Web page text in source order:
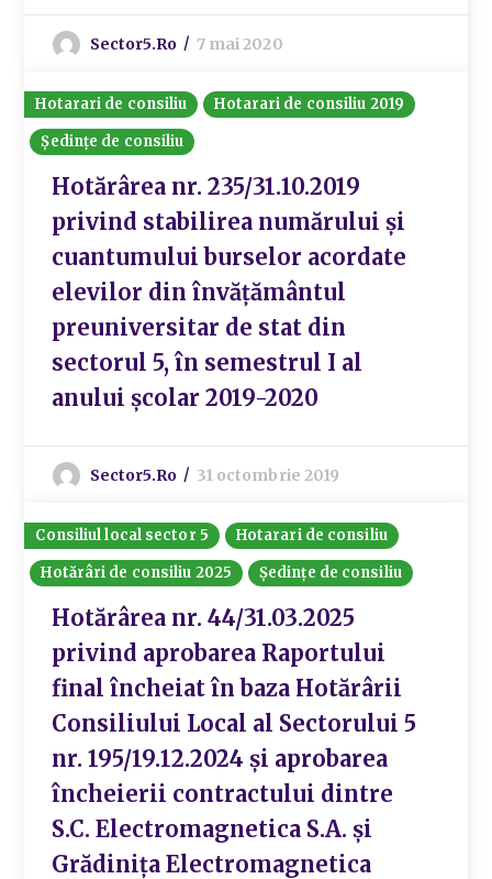
Sector5.ro 7 mai 2020
Hotarari de consiliu
Hotarari de consiliu 2019
Ședințe de consiliu
Hotărârea nr. 235/31.10.2019
privind stabilirea numărului și
cuantumului burselor acordate
elevilor din învățământul
preuniversitar de stat din
sectorul 5, în semestrul I al
anului școlar 2019-2020
Sector5.ro 31 octombrie 2019
Consiliul local sector 5
Hotarari de consiliu
Hotărâri de consiliu 2025
Ședințe de consiliu
Hotărârea nr. 44/31.03.2025
privind aprobarea Raportului
final încheiat în baza Hotărârii
Consiliului Local al Sectorului 5
nr. 195/19.12.2024 și aprobarea
încheierii contractului dintre
S.C. Electromagnetica S.A. și
Grădinița Electromagnetica